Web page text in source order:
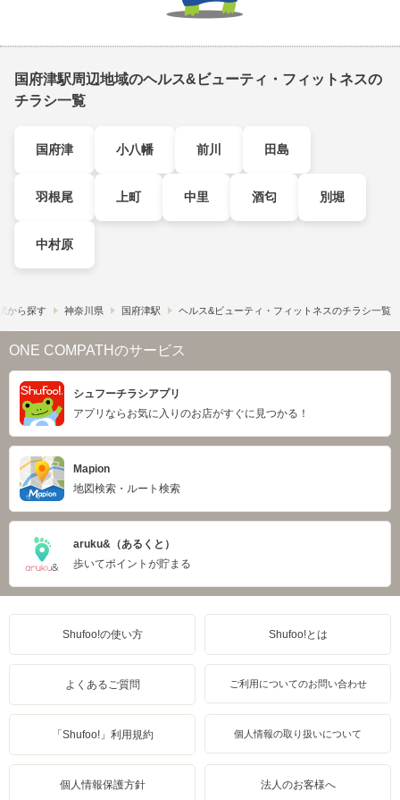
国府津駅周辺地域のヘルス&ビューティ・フィットネスの
チラシ一覧
国府津 小八幡 前川 田島
羽根尾 上町 中里 酒匂 別堀
中村原
から探す 神奈川県 国府津駅 ヘルス&ビューティ・フィットネスのチラシ一覧
ONE COMPATHのサービス
シュフーチラシアプリ
アプリならお気に入りのお店がすぐに見つかる！
Mapion
地図検索・ルート検索
aruku&（あるくと）
歩いてポイントが貯まる
Shufoo!の使い方 Shufoo!とは
よくあるご質問 ご利用についてのお問い合わせ
「Shufoo!」利用規約 個人情報の取り扱いについて
個人情報保護方針 法人のお客様へ